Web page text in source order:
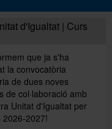
d'Igualtat | Curs
que ja s'ha
la convocatòria
de dues noves
de col·laboració amb
Unitat d'Igualtat per
2026-2027!